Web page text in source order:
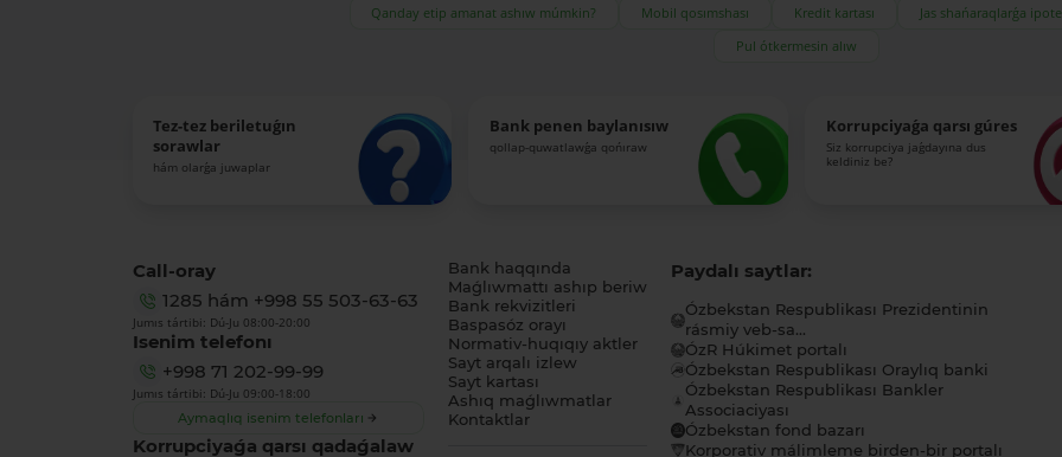
Qanday etip amanat ashıw múmkin? Mobil qosımshası Kredit kartası Jas shańaraqlarǵa
Pul ótkermesin alıw
Tez-tez beriletuǵın
sorawlar
hám olarǵa juwaplar
Bank penen baylanısıw
qollap-quwatlawǵa qońıraw
Korrupciyaǵa qarsı gúres
Siz korrupciya jaǵdayına dus
keldiniz be?
Call-oray
1285 hám +998 55 503-63-63
Jumıs tártibi: Dú-Ju 08:00-20:00
Isenim telefonı
+998 71 202-99-99
Jumıs tártibi: Dú-Ju 09:00-18:00
Aymaqlıq isenim telefonları
Korrupciyaǵa qarsı qadaǵalaw
Bank haqqında
Maǵlıwmattı ashıp beriw
Bank rekvizitleri
Baspasóz orayı
Normativ-huqıqıy aktler
Sayt arqalı izlew
Sayt kartası
Ashıq maǵlıwmatlar
Kontaktlar
Paydalı saytlar:
Ózbekstan Respublikası Prezidentinin
rásmiy veb-sa...
ÓzR Húkimet portalı
Ózbekstan Respublikası Oraylıq banki
Ózbekstan Respublikası Bankler
Associaciyası
Ózbekstan fond bazarı
Korporativ málimleme birden-bir portalı